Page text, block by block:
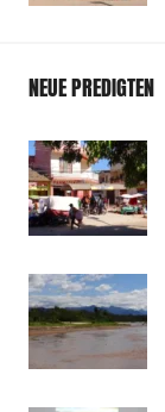
NEUE PREDIGTEN